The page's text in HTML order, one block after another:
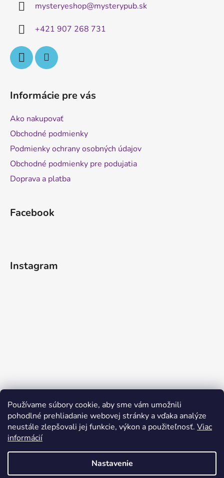
Používame súbory cookie, aby sme vám umožnili
pohodlné prehliadanie webovej stránky a vďaka analýze
neustále zlepšovali jej funkcie, výkon a použiteľnosť. Viac
informácií
Nastavenie
mysteryeshop@mysterypub.sk
+421 907 268 731
Informácie pre vás
Ako nakupovať
Obchodné podmienky
Podmienky ochrany osobných údajov
Obchodné podmienky pre podujatia
Doprava a platba
Facebook
Instagram